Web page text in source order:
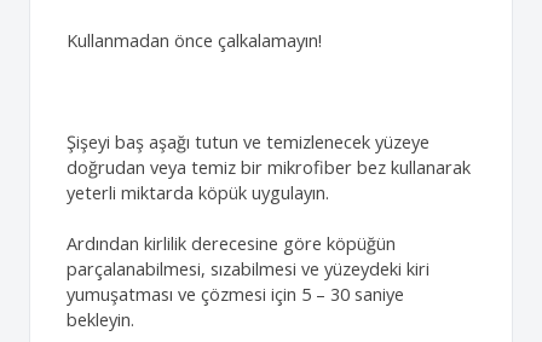
Kullanmadan önce çalkalamayın!
Şişeyi baş aşağı tutun ve temizlenecek yüzeye
doğrudan veya temiz bir mikrofiber bez kullanarak
yeterli miktarda köpük uygulayın.
Ardından kirlilik derecesine göre köpüğün
parçalanabilmesi, sızabilmesi ve yüzeydeki kiri
yumuşatması ve çözmesi için 5 – 30 saniye
bekleyin.